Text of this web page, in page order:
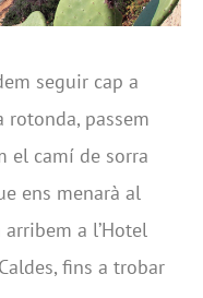
seguir cap a
rotonda, passem
el camí de sorra
ens menarà al
a l’Hotel
fins a trobar